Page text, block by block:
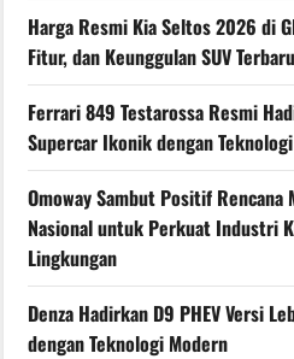
Harga Resmi Kia Seltos 2026 di
Fitur, dan Keunggulan SUV Terbaru
Ferrari 849 Testarossa Resmi
Supercar Ikonik dengan
Omoway Sambut Positif
Nasional untuk Perkuat Industri
Lingkungan
Denza Hadirkan D9 PHEV Versi
dengan Teknologi Modern